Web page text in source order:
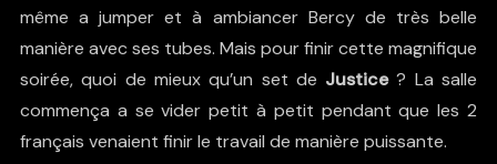
même a jumper et à ambiancer Bercy de très belle
manière avec ses tubes. Mais pour finir cette magnifique
soirée, quoi de mieux qu’un set de Justice? La salle
commença a se vider petit à petit pendant que les 2
français venaient finir le travail de manière puissante.